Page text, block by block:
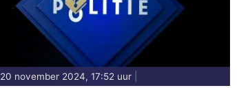
20 november 2024, 17:52 uur|